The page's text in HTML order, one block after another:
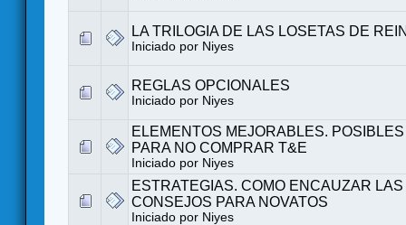
LA TRILOGIA DE LAS LOSETAS DE
Iniciado por Niyes
REGLAS OPCIONALES
Iniciado por Niyes
ELEMENTOS MEJORABLES.
PARA NO COMPRAR T&E
Iniciado por Niyes
ESTRATEGIAS. COMO ENCAUZAR
CONSEJOS PARA NOVATOS
Iniciado por Niyes